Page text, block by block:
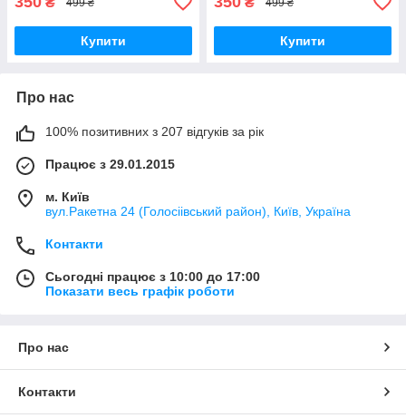
499 ₴
Купити
499 ₴
Купити
Про нас
100% позитивних з 207 відгуків за рік
Працює з 29.01.2015
м. Київ
вул.Ракетна 24 (Голосіівський район), Київ, Україна
Контакти
Сьогодні працює з 10:00 до 17:00
Показати весь графік роботи
Про нас
Контакти